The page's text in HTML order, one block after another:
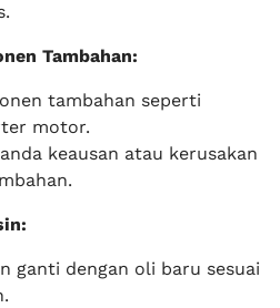
Tambahan:
tambahan seperti
motor.
keausan atau kerusakan
ganti dengan oli baru sesuai